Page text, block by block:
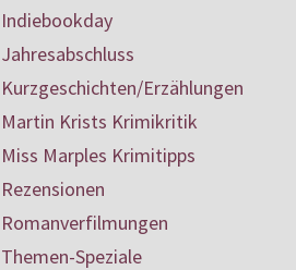
Indiebookday
Jahresabschluss
Kurzgeschichten/Erzählungen
Martin Krists Krimikritik
Miss Marples Krimitipps
Rezensionen
Romanverfilmungen
Themen-Speziale